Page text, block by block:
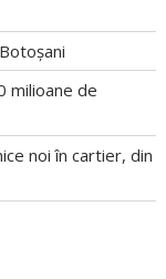
milioane de
noi în cartier, din